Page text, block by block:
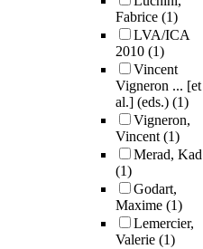
Fabrice (1)
LVA/ICA
2010 (1)
Vincent
Vigneron ... [et
al.] (eds.) (1)
Vigneron,
Vincent(1)
Merad, Kad
(1)
Godart,
Maxime (1)
Lemercier,
Valerie (1)